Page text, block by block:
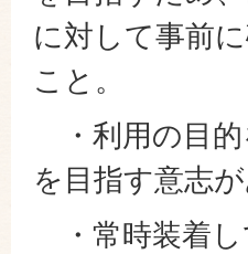
に対して事前
こと。
・利用の目的
を目指す意志が
・常時装着し